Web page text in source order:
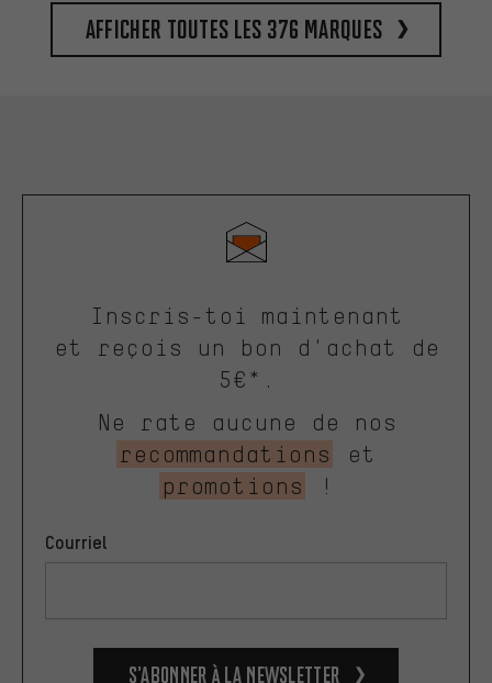
Afficher toutes les 376 marques
Inscris-toi maintenant
et reçois un bon d'achat de
5€*.
Ne rate aucune de nos
recommandations
et
promotions
!
Courriel
S’abonner à la newsletter